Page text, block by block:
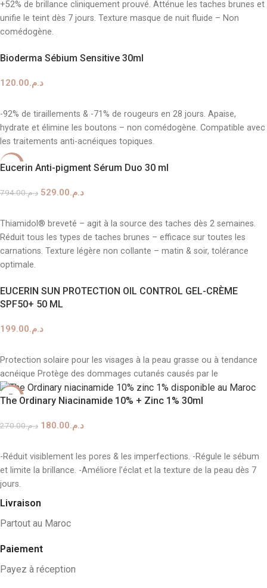
+52% de brillance cliniquement prouvé. Atténue les taches brunes et
unifie le teint dès 7 jours. Texture masque de nuit fluide – Non
comédogène.
Bioderma Sébium Sensitive 30ml
د.م.120.00
-92% de tiraillements & -71% de rougeurs en 28 jours. Apaise,
hydrate et élimine les boutons – non comédogène. Compatible avec
les traitements anti-acnéiques topiques.
-33%
Eucerin Anti-pigment Sérum Duo 30 ml
د.م.794.00 د.م.529.00
Thiamidol® breveté – agit à la source des taches dès 2 semaines.
Réduit tous les types de taches brunes – efficace sur toutes les
carnations. Texture légère non collante – matin & soir, tolérance
optimale.
EUCERIN SUN PROTECTION OIL CONTROL GEL-CRÈME
SPF50+ 50 ML
د.م.199.00
Protection solaire pour les visages à la peau grasse ou à tendance
acnéique Protège des dommages cutanés causés par le
-33%
The Ordinary Niacinamide 10% + Zinc 1% 30ml
د.م.270.00 د.م.180.00
-Réduit visiblement les pores & les imperfections. -Régule le sébum
et limite la brillance. -Améliore l’éclat et la texture de la peau dès 7
jours.
Livraison
Partout au Maroc
Paiement
Payez à réception